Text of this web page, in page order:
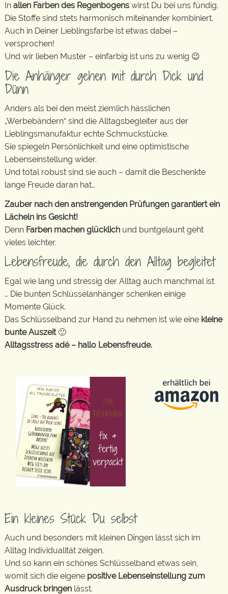
In allen Farben des Regenbogens wirst Du bei uns fündig.
Die Stoffe sind stets harmonisch miteinander kombiniert.
Auch in Deiner Lieblingsfarbe ist etwas dabei –
versprochen!
Und wir lieben Muster – einfarbig ist uns zu wenig 😉
Die Anhänger gehen mit durch Dick und
Dünn
Anders als bei den meist ziemlich hässlichen
„Werbebändern“ sind die Alltagsbegleiter aus der
Lieblingsmanufaktur echte Schmuckstücke.
Sie spiegeln Persönlichkeit und eine optimistische
Lebenseinstellung wider.
Und total robust sind sie auch – damit die Beschenkte
lange Freude daran hat…
Zauber nach den anstrengenden Prüfungen garantiert ein
Lächeln ins Gesicht!
Denn Farben machen glücklich und buntgelaunt geht
vieles leichter.
Lebensfreude, die durch den Alltag begleitet
Egal wie lang und stressig der Alltag auch manchmal ist
… Die bunten Schlüsselanhänger schenken einige
Momente Glück.
Das Schlüsselband zur Hand zu nehmen ist wie eine kleine
bunte Auszeit🙂
Alltagsstress adé – hallo Lebensfreude.
Ein kleines Stück Du selbst
Auch und besonders mit kleinen Dingen lässt sich im
Alltag Individualität zeigen.
Und so kann ein schönes Schlüsselband etwas sein,
womit sich die eigene positive Lebenseinstellung zum
Ausdruck bringen lässt.